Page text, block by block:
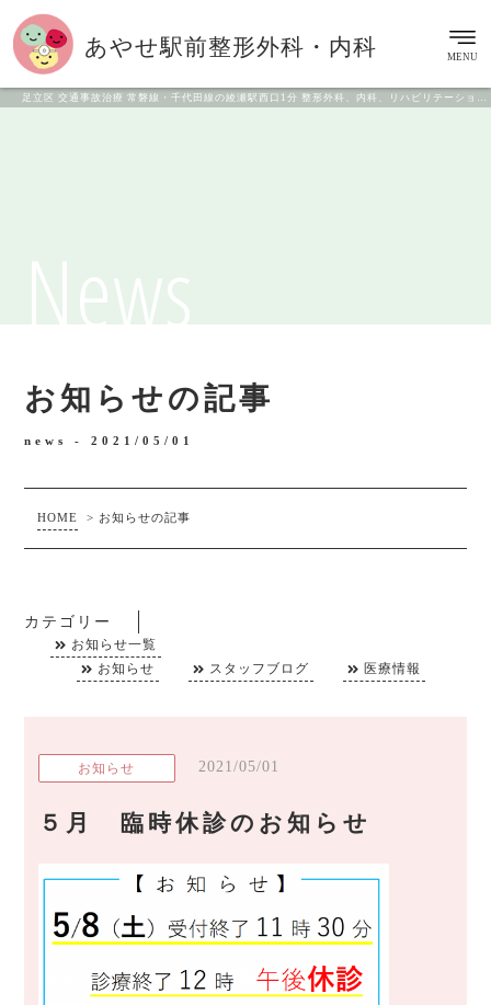
足立区 交通事故治療 常磐線・千代田線の綾瀬駅西口1分 整形外科、内科、リハビリテーション科
あやせ駅前整形外科・内科 MENU
お知らせの記事
news -2021/05/01
HOME > お知らせの記事
カテゴリー
お知らせ一覧
お知らせ
スタッフブログ 医療情報
お知らせ 2021/05/01
５月 臨時休診のお知らせ